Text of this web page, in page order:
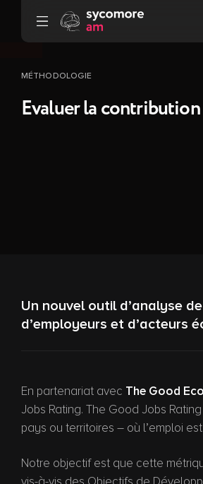
Aller au contenu
MÉTHODOLOGIE
Evaluer la
Un nouvel outil d’analyse
d’employeurs et d’acteurs
En partenariat avec The Good
Jobs Rating. The Good Jobs
pays ou territoires – où l’emploi
Notre objectif est que cette